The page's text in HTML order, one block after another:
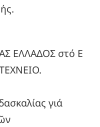
ΕΛΛΑΔΟΣ στό Ε
γιά